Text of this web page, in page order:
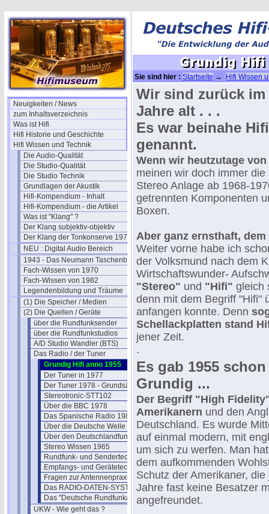
Neuigkeiten / News
zum Inhaltsverzeichnis
Was ist Hifi
Hifi Historie und Geschichte
Hifi Wissen und Technik
Die Audio-Qualität
Die Studio-Qualität
Die Studio Technik
Grundlagen der Akustik
Hifi-Kompendium - Inhalt
Hifi-Kompendium - die Artikel
Was ist "Klang" ?
Der Klang subjektiv-objektiv
Der Klang der Tonkonserve 1979
NEU : Digital Audio Bereich
1943 - Das Neumann Taschenbuch
Fach-Wissen von 1970
Fach-Wissen von 1982
Legendenbildung und Träume
(1) Die Speicher / Medien
(2) Die Quellen / Geräte
über die Rundfunksender
über die Rundfunkstudios
A/D Studio Wandler (BTS)
Das Radio / der Tuner
Grundig Hifi anno 1955
Der Tuner in 1977
Der Tuner 1978 - Grundsätzliches
Stereotronic-STT102
Über die BBC 1978
Das Spanische Radio 1981
Über die Deutsche Welle 1980
Über den Deutschlandfunk 1980
Stereo Wissen 1965
Rundfunk- und Sendertechnik
Empfangs- und Gerätetechnik
Fragen zur Antennenpraxis 1982
Das RADIO-DATEN-SYSTEM
Das "Deutsche Rundfunkarchiv"
UKW - Wie geht das ?
Sie sind hier : Startseite →
Hifi Wissen
Wir sind zurück im
Jahre alt . . .
Es war beinahe
genannt.
Wenn wir heutzutage
meinen wir doch immer
Stereo Anlage ab 1968-
getrennten Komponenten
Boxen.
Aber ganz ernsthaft,
Weiter vorne habe ich
der Volksmund nach dem
Wirtschaftswunder-
"Stereo" und "Hifi" gleich
denn mit dem Begriff "Hifi"
anfangen konnte. Denn
Schellackplatten stand
jener Zeit.
.
Es gab 1955
Grundig ...
Der Begriff "High
Amerikanern und den
Deutschland. Es wurde
auf einmal modern, mit
um sich zu werfen. Man
dem aufkommenden
Schutz der Amerikaner,
Jahre fast keine Besatzer
angefreundet.